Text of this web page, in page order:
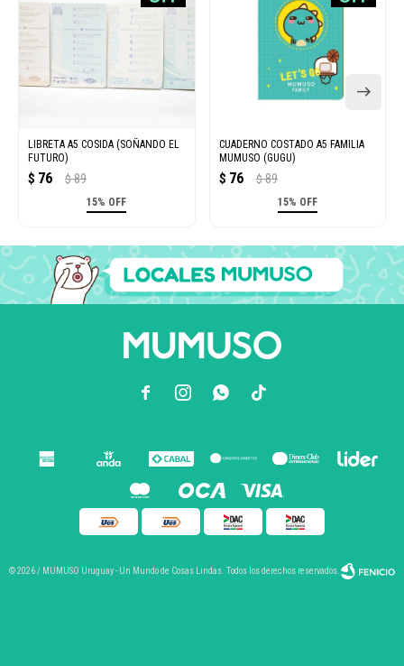
LIBRETA A5 COSIDA (SOÑANDO EL
FUTURO)
$ 76 $ 89
15% OFF
CUADERNO COSTADO A5 FAMILIA
MUMUSO (GUGU)
$ 76 $ 89
15% OFF
  
© 2026 / MUMUSO Uruguay - Un Mundo de Cosas Lindas. Todos los derechos reservados.